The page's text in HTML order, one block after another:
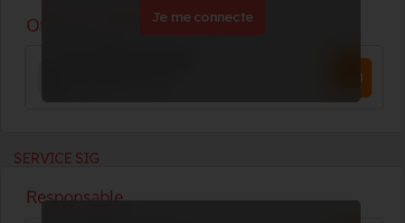
Je me connecte
SERVICE SIG